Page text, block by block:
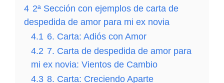
4 2ª Sección con ejemplos de carta de
despedida de amor para mi ex novia
4.1 6. Carta: Adiós con Amor
4.2 7. Carta de despedida de amor para
mi ex novia: Vientos de Cambio
4.3 8. Carta: Creciendo Aparte